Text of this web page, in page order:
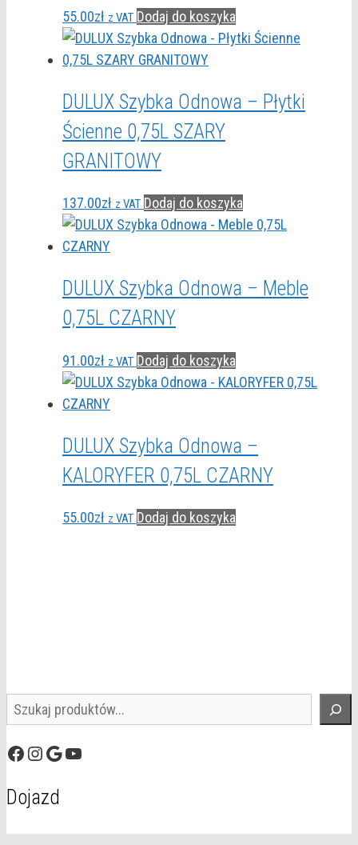
55.00zł z VAT Dodaj do koszyka
DULUX Szybka Odnowa – Płytki
Ścienne 0,75L SZARY
GRANITOWY
137.00zł z VAT Dodaj do koszyka
DULUX Szybka Odnowa – Meble
0,75L CZARNY
91.00zł z VAT Dodaj do koszyka
DULUX Szybka Odnowa –
KALORYFER 0,75L CZARNY
55.00zł z VAT Dodaj do koszyka
Szukaj
Facebook
Instagram
GoogleYouTube
Dojazd